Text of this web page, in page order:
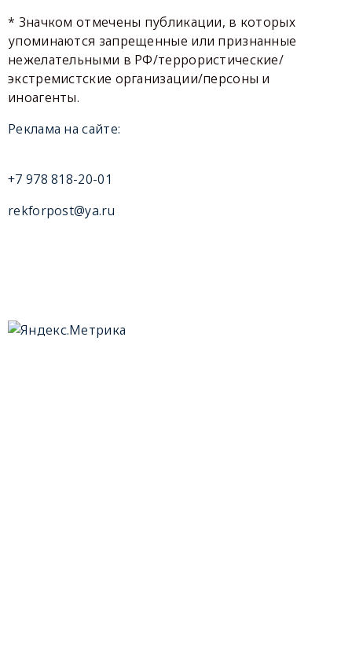
* Значком отмечены публикации, в которых
упоминаются запрещенные или признанные
нежелательными в РФ/террористические/
экстремистские организации/персоны и
иноагенты.
Реклама на сайте:
+7 978 818-20-01
rekforpost@ya.ru